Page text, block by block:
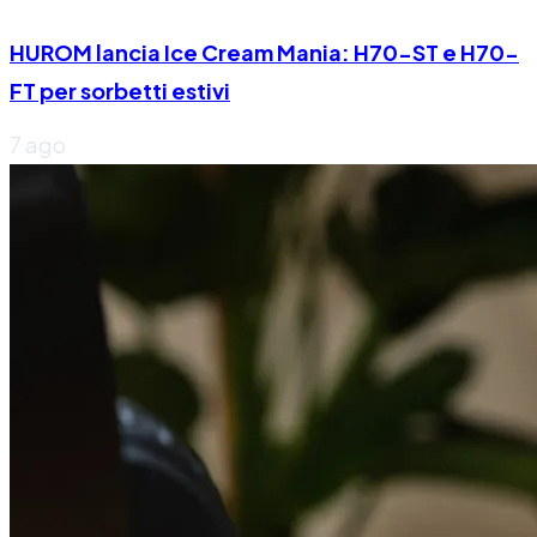
HUROM lancia Ice Cream Mania: H70-ST e H70-
FT per sorbetti estivi
7 ago